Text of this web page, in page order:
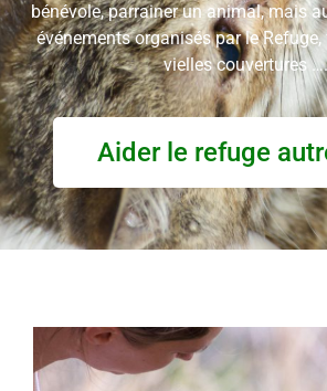
bénévole, parrainer un animal, mais
événements organisés par le
vielles couvertures
Aider le refuge